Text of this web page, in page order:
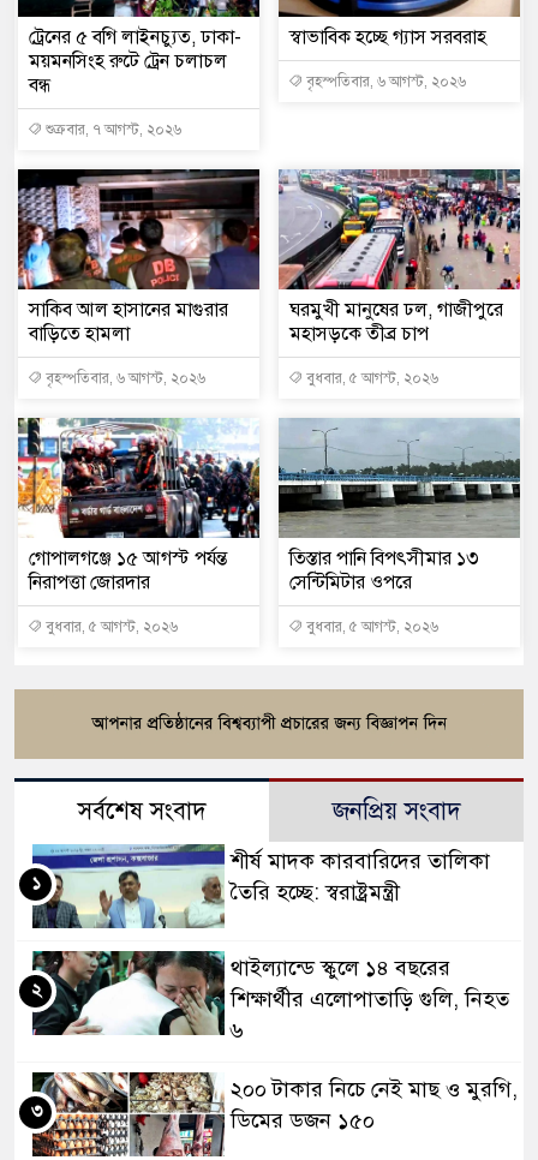
ট্রেনের ৫ বগি লাইনচ্যুত, ঢাকা-
ময়মনসিংহ রুটে ট্রেন চলাচল
বন্ধ
শুক্রবার, ৭ আগস্ট, ২০২৬
স্বাভাবিক হচ্ছে গ্যাস সরবরাহ
বৃহস্পতিবার, ৬ আগস্ট, ২০২৬
সাকিব আল হাসানের মাগুরার
বাড়িতে হামলা
বৃহস্পতিবার, ৬ আগস্ট, ২০২৬
ঘরমুখী মানুষের ঢল, গাজীপুরে
মহাসড়কে তীব্র চাপ
বুধবার, ৫ আগস্ট, ২০২৬
গোপালগঞ্জে ১৫ আগস্ট পর্যন্ত
নিরাপত্তা জোরদার
বুধবার, ৫ আগস্ট, ২০২৬
তিস্তার পানি বিপৎসীমার ১৩
সেন্টিমিটার ওপরে
বুধবার, ৫ আগস্ট, ২০২৬
সর্বশেষ সংবাদ জনপ্রিয় সংবাদ
শীর্ষ মাদক কারবারিদের তালিকা
তৈরি হচ্ছে: স্বরাষ্ট্রমন্ত্রী
১
থাইল্যান্ডে স্কুলে ১৪ বছরের
শিক্ষার্থীর এলোপাতাড়ি গুলি, নিহত
৬
২
২০০ টাকার নিচে নেই মাছ ও মুরগি,
ডিমের ডজন ১৫০
৩